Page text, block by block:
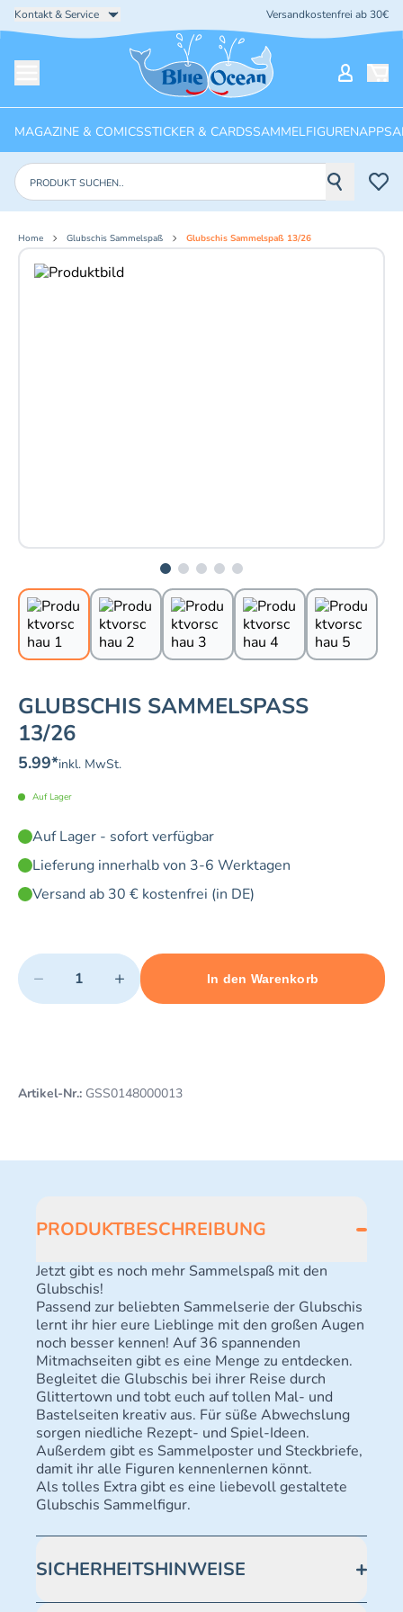
Kontakt & Service Versandkostenfrei ab 30€
Startseite
MAGAZINE & COMICSSTICKER & CARDSSAMMELFIGURENAPPS
Produkte suchen
Home Glubschis Sammelspaß Glubschis Sammelspaß 13/26
Aktuelles Bild: 1 von 5
GLUBSCHIS SAMMELSPASS 1
3/26
5.99*inkl. MwSt.
Auf Lager
Auf Lager - sofort verfügbar
Lieferung innerhalb von 3-6 Werktagen
Versand ab 30 € kostenfrei (in DE)
Quantity
− +
Minimum quantity: 1 Maximum quantity: 20
In den Warenkorb
Add 1 item to cart
Artikel-Nr.: GSS0148000013
PRODUKTBESCHREIBUNG
Jetzt gibt es noch mehr Sammelspaß mit den
Glubschis!
Passend zur beliebten Sammelserie der Glubschis
lernt ihr hier eure Lieblinge mit den großen Augen
noch besser kennen! Auf 36 spannenden
Mitmachseiten gibt es eine Menge zu entdecken.
Begleitet die Glubschis bei ihrer Reise durch
Glittertown und tobt euch auf tollen Mal- und
Bastelseiten kreativ aus. Für süße Abwechslung
sorgen niedliche Rezept- und Spiel-Ideen.
Außerdem gibt es Sammelposter und Steckbriefe,
damit ihr alle Figuren kennenlernen könnt.
Als tolles Extra gibt es eine liebevoll gestaltete
Glubschis Sammelfigur.
SICHERHEITSHINWEISE